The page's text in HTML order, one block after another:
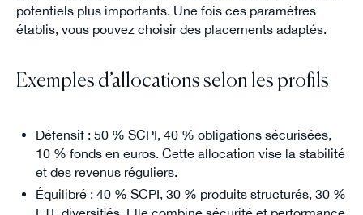
potentiels plus importants. Une fois ces paramètres
établis, vous pouvez choisir des placements adaptés.
Exemples d’allocations selon les profils
Défensif : 50 % SCPI, 40 % obligations sécurisées,
10 % fonds en euros. Cette allocation vise la stabilité
et des revenus réguliers.
Équilibré : 40 % SCPI, 30 % produits structurés, 30 %